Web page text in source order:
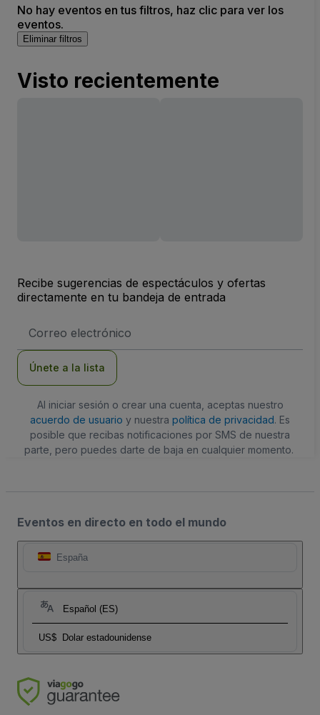
No hay eventos en tus filtros, haz clic para ver los
eventos.
Eliminar filtros
Visto recientemente
Recibe sugerencias de espectáculos y ofertas
directamente en tu bandeja de entrada
de
Únete a la lista
Al iniciar sesión o crear una cuenta, aceptas nuestro
acuerdo de usuario y nuestra política de privacidad. Es
posible que recibas notificaciones por SMS de nuestra
parte, pero puedes darte de baja en cualquier momento.
Eventos en directo en todo el mundo
España
Español (ES)
US$ Dolar estadounidense